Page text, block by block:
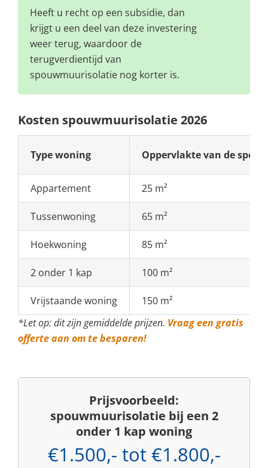
Heeft u recht op een subsidie, dan
krijgt u een deel van deze investering
weer terug, waardoor de
terugverdientijd van
spouwmuurisolatie nog korter is.
Kosten spouwmuurisolatie 2026
Type woning Oppervlakte van de
Appartement 25 m²
Tussenwoning 65 m²
Hoekwoning 85 m²
2 onder 1 kap 100 m²
Vrijstaande woning
150 m²
*Let op: dit zijn gemiddelde prijzen. Vraag een gratis
offerte aan om te besparen!
Prijsvoorbeeld:
spouwmuurisolatie bij een 2
onder 1 kap woning
€1.500,- tot €1.800,-